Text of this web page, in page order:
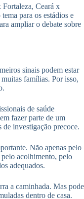
Fortaleza, Ceará x
para os estádios e
ampliar o debate sobre
sinais podem estar
famílias. Por isso,
de saúde
fazer parte de um
de investigação precoce.
Não apenas pelo
acolhimento, pelo
adequados.
a caminhada. Mas pode
dentro de casa.